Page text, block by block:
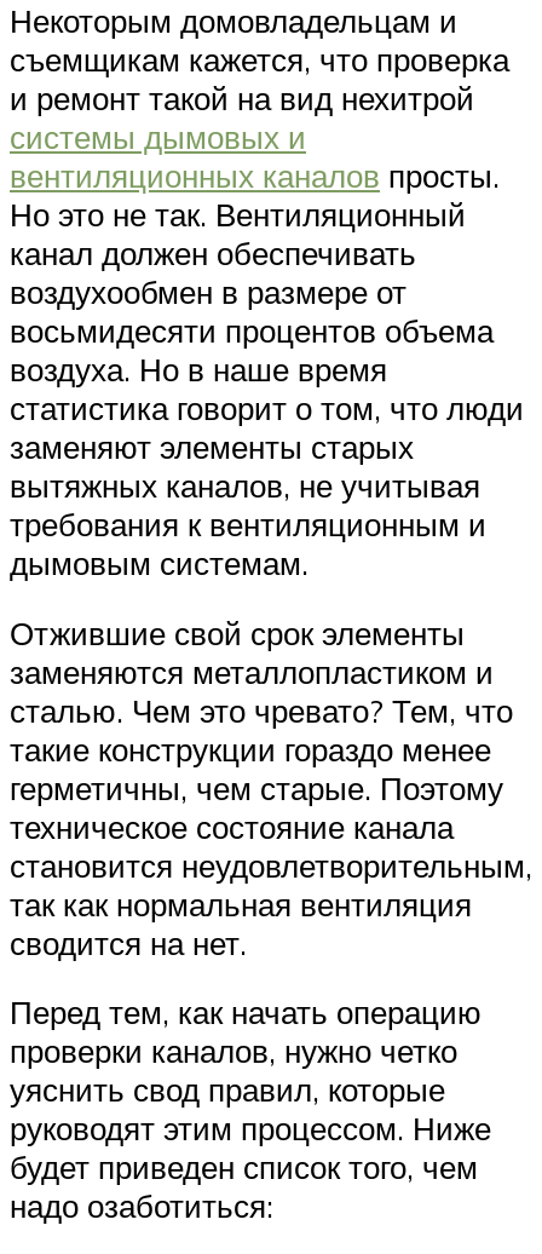
Некоторым домовладельцам и
съемщикам кажется, что проверка
и ремонт такой на вид нехитрой
системы дымовых и
вентиляционных каналов просты.
Но это не так. Вентиляционный
канал должен обеспечивать
воздухообмен в размере от
восьмидесяти процентов объема
воздуха. Но в наше время
статистика говорит о том, что люди
заменяют элементы старых
вытяжных каналов, не учитывая
требования к вентиляционным и
дымовым системам.
Отжившие свой срок элементы
заменяются металлопластиком и
сталью. Чем это чревато? Тем, что
такие конструкции гораздо менее
герметичны, чем старые. Поэтому
техническое состояние канала
становится неудовлетворительным,
так как нормальная вентиляция
сводится на нет.
Перед тем, как начать операцию
проверки каналов, нужно четко
уяснить свод правил, которые
руководят этим процессом. Ниже
будет приведен список того, чем
надо озаботиться: